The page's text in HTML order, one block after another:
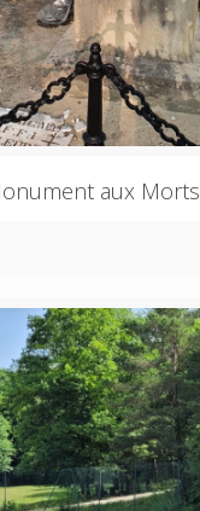
aux Morts